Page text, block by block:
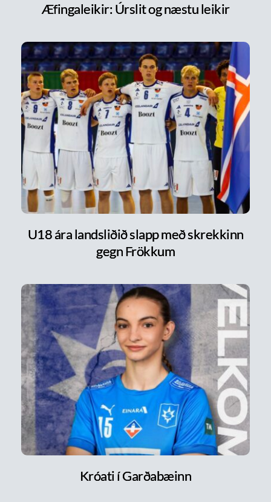
Æfingaleikir: Úrslit og næstu leikir
U18 ára landsliðið slapp með skrekkinn
gegn Frökkum
Króati í Garðabæinn